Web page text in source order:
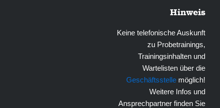
Hinweis
Keine telefonische Auskunft
zu Probetrainings,
Trainingsinhalten und
Wartelisten über die
Geschäftsstelle möglich!
Weitere Infos und
Ansprechpartner finden Sie